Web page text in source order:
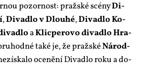
po­zor­nost: praž­ské scé­nyDi­
,Di­va­dlo v Dlou­hé,Di­va­dlo Ko­
aKlicpe­ro­vo di­va­dlo Hra­
ta­ké je, že praž­skéNá­rod­
oce­ně­ní Di­va­dlo roku a do­